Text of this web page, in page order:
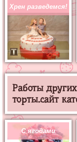
Хрен разведемся!
Работы
торты.сайт
С ягодами